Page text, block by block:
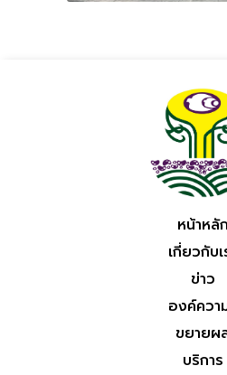
หน้าหลัก
เกี่ยวกับเ
ข่าว
องค์ควา
ขยายผ
บริการ